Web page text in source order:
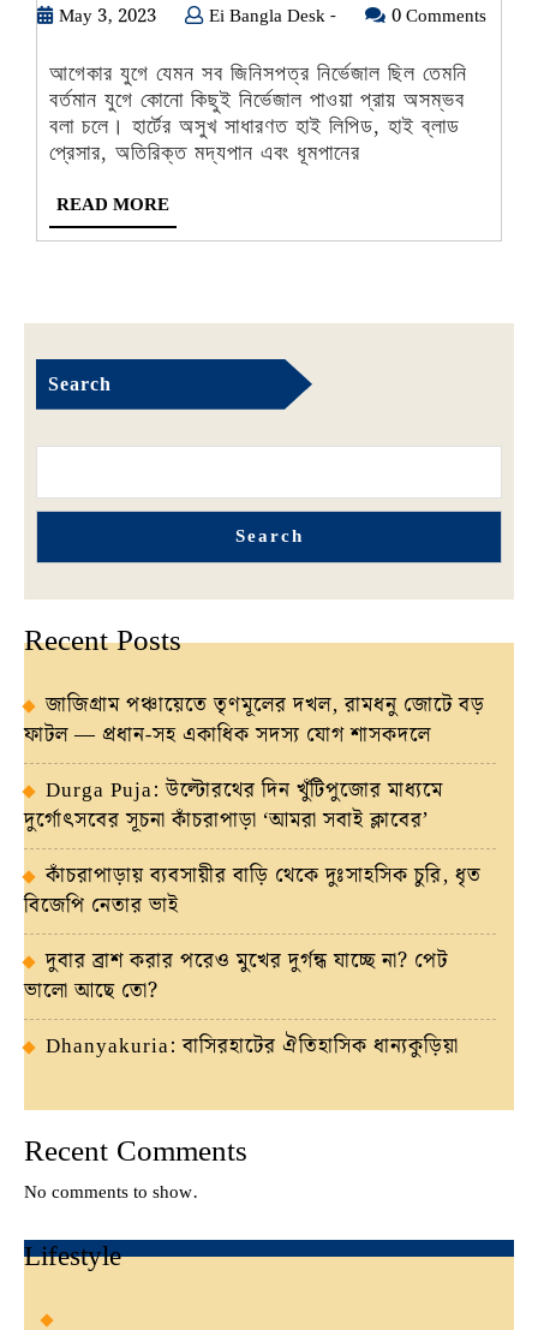
নয়,
বায়ু
দূষণের
কারনেও
হতে
May 3, 2023May
2023
Ei Bangla Desk -Ei
Desk
-
0 Comments
আগেকার যুগে যেমন সব জিনিসপত্র নির্ভেজাল ছিল তেমনি
বর্তমান যুগে কোনো কিছুই নির্ভেজাল পাওয়া প্রায় অসম্ভব
বলা চলে। হার্টের অসুখ সাধারণত হাই লিপিড, হাই ব্লাড
প্রেসার, অতিরিক্ত মদ্যপান এবং ধূমপানের
READ MOREREAD
MORE
Search
Search
Recent Posts
জাজিগ্রাম পঞ্চায়েতে তৃণমূলের দখল, রামধনু জোটে বড়
ফাটল — প্রধান-সহ একাধিক সদস্য যোগ শাসকদলে
Durga Puja: উল্টোরথের দিন খুঁটিপুজোর মাধ্যমে
দুর্গোৎসবের সূচনা কাঁচরাপাড়া ‘আমরা সবাই ক্লাবের’
কাঁচরাপাড়ায় ব্যবসায়ীর বাড়ি থেকে দুঃসাহসিক চুরি, ধৃত
বিজেপি নেতার ভাই
দুবার ব্রাশ করার পরেও মুখের দুর্গন্ধ যাচ্ছে না? পেট
ভালো আছে তো?
Dhanyakuria: বাসিরহাটের ঐতিহাসিক ধান্যকুড়িয়া
Recent Comments
No comments to show.
Lifestyle